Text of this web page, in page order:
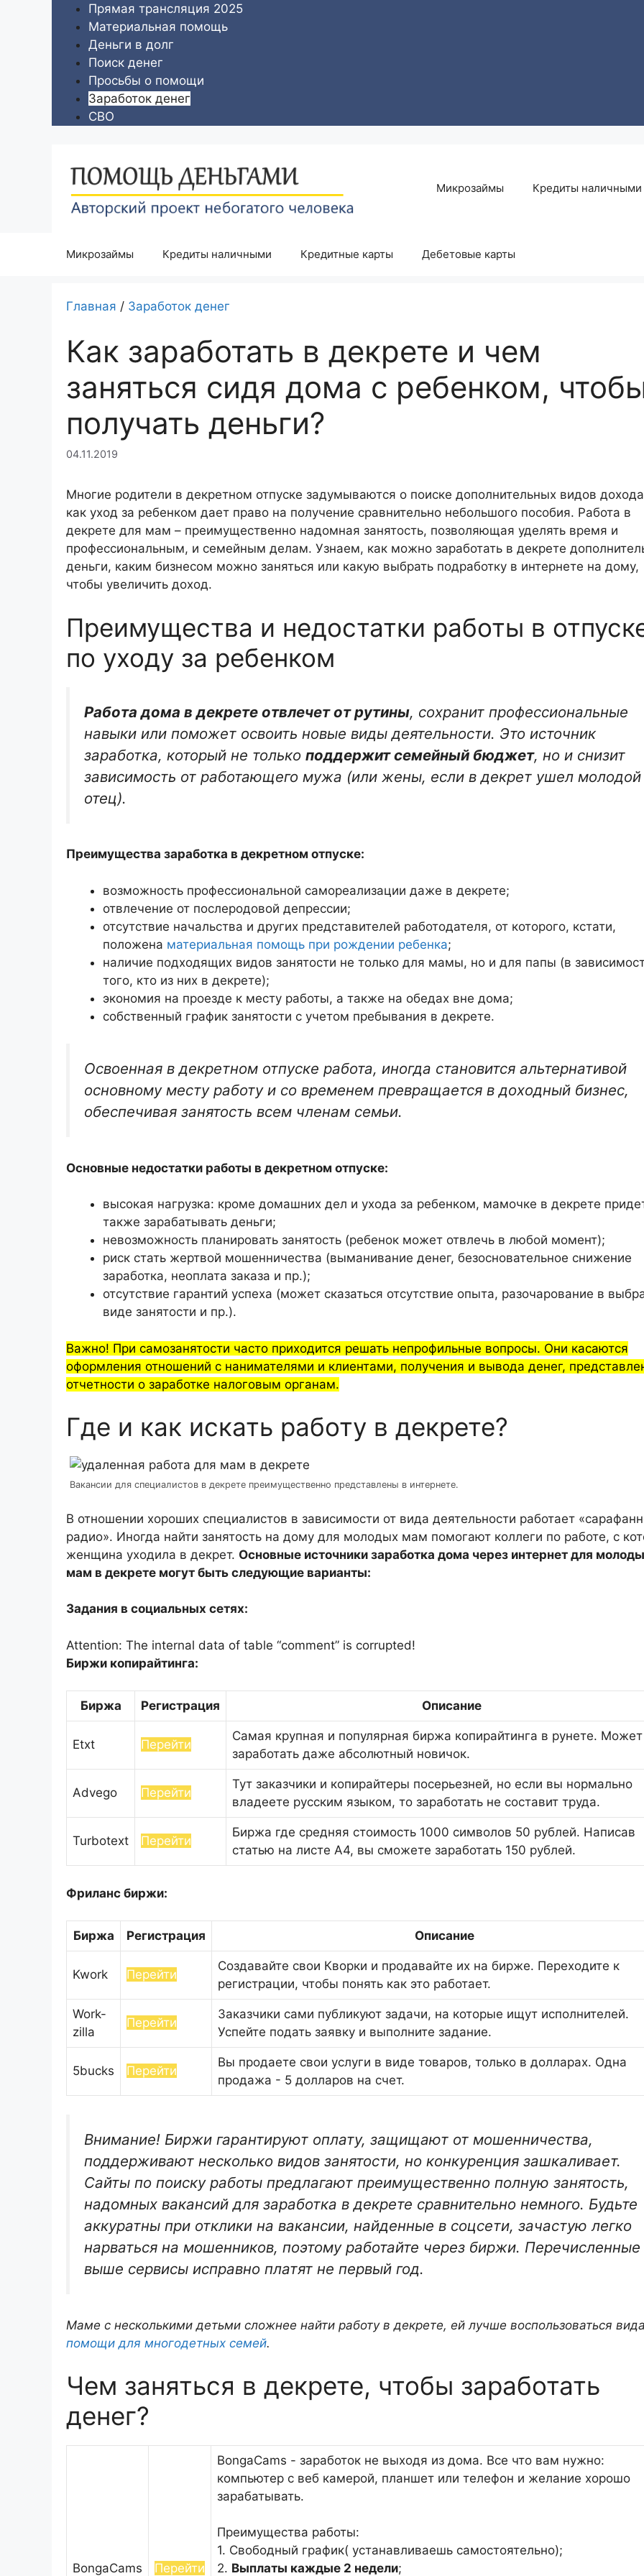
содержимому
Прямая трансляция 2025
Материальная помощь
Деньги в долг
Поиск денег
Просьбы о помощи
Заработок денег
СВО
Микрозаймы Кредиты наличными
Микрозаймы Кредиты наличными Кредитные карты Дебетовые карты
Главная / Заработок денег
Как заработать в декрете и чем
заняться сидя дома с ребенком,
получать деньги?
04.11.2019
Многие родители в декретном отпуске задумываются о поиске дополнительных видов
как уход за ребенком дает право на получение сравнительно небольшого пособия. Работа в
декрете для мам – преимущественно надомная занятость, позволяющая уделять время и
профессиональным, и семейным делам. Узнаем, как можно заработать в декрете
деньги, каким бизнесом можно заняться или какую выбрать подработку в интернете на дому,
чтобы увеличить доход.
Преимущества и недостатки работы в
по уходу за ребенком
Работа дома в декрете отвлечет от рутины, сохранит профессиональные
навыки или поможет освоить новые виды деятельности. Это источник
заработка, который не только поддержит семейный бюджет, но и снизит
зависимость от работающего мужа (или жены, если в декрет ушел молодой
отец).
Преимущества заработка в декретном отпуске:
возможность профессиональной самореализации даже в декрете;
отвлечение от послеродовой депрессии;
отсутствие начальства и других представителей работодателя, от которого, кстати,
положена материальная помощь при рождении ребенка;
наличие подходящих видов занятости не только для мамы, но и для папы (в
того, кто из них в декрете);
экономия на проезде к месту работы, а также на обедах вне дома;
собственный график занятости с учетом пребывания в декрете.
Освоенная в декретном отпуске работа, иногда становится альтернативой
основному месту работу и со временем превращается в доходный бизнес,
обеспечивая занятость всем членам семьи.
Основные недостатки работы в декретном отпуске:
высокая нагрузка: кроме домашних дел и ухода за ребенком, мамочке в декрете
также зарабатывать деньги;
невозможность планировать занятость (ребенок может отвлечь в любой момент);
риск стать жертвой мошенничества (выманивание денег, безосновательное снижение
заработка, неоплата заказа и пр.);
отсутствие гарантий успеха (может сказаться отсутствие опыта, разочарование в
виде занятости и пр.).
Важно! При самозанятости часто приходится решать непрофильные вопросы. Они касаются
оформления отношений с нанимателями и клиентами, получения и вывода денег,
отчетности о заработке налоговым органам.
Где и как искать работу в декрете?
Вакансии для специалистов в декрете преимущественно представлены в интернете.
В отношении хороших специалистов в зависимости от вида деятельности работает
радио». Иногда найти занятость на дому для молодых мам помогают коллеги по работе, с
женщина уходила в декрет. Основные источники заработка дома через интернет для
мам в декрете могут быть следующие варианты:
Задания в социальных сетях:
Attention: The internal data of table “comment” is corrupted!
Биржи копирайтинга:
Биржа Регистрация Описание
Etxt Перейти
Самая крупная и популярная биржа копирайтинга в рунете. Может
заработать даже абсолютный новичок.
Advego Перейти
Тут заказчики и копирайтеры посерьезней, но если вы нормально
владеете русским языком, то заработать не составит труда.
Turbotext Перейти
Биржа где средняя стоимость 1000 символов 50 рублей. Написав
статью на листе А4, вы сможете заработать 150 рублей.
Фриланс биржи:
Биржа Регистрация Описание
Kwork Перейти
Создавайте свои Кворки и продавайте их на бирже. Переходите к
регистрации, чтобы понять как это работает.
Work-
zilla
Перейти
Заказчики сами публикуют задачи, на которые ищут исполнителей.
Успейте подать заявку и выполните задание.
5bucks Перейти
Вы продаете свои услуги в виде товаров, только в долларах. Одна
продажа - 5 долларов на счет.
Внимание! Биржи гарантируют оплату, защищают от мошенничества,
поддерживают несколько видов занятости, но конкуренция зашкаливает.
Сайты по поиску работы предлагают преимущественно полную занятость,
надомных вакансий для заработка в декрете сравнительно немного. Будьте
аккуратны при отклики на вакансии, найденные в соцсети, зачастую легко
нарваться на мошенников, поэтому работайте через биржи. Перечисленные
выше сервисы исправно платят не первый год.
Маме с несколькими детьми сложнее найти работу в декрете, ей лучше воспользоваться
помощи для многодетных семей.
Чем заняться в декрете, чтобы заработать
денег?
BongaCams Перейти
BongaCams - заработок не выходя из дома. Все что вам нужно:
компьютер с веб камерой, планшет или телефон и желание хорошо
зарабатывать.
Преимущества работы:
1. Свободный график( устанавливаешь самостоятельно);
2. Выплаты каждые 2 недели;